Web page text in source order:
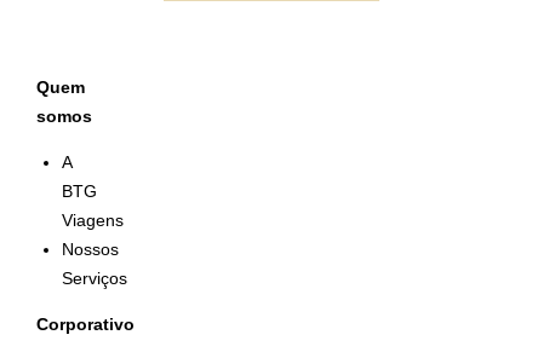
Quem
somos
A
BTG
Viagens
Nossos
Serviços
Corporativo